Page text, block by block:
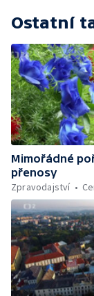
Ostatní
Mimořádné
přenosy
Zpravodajství